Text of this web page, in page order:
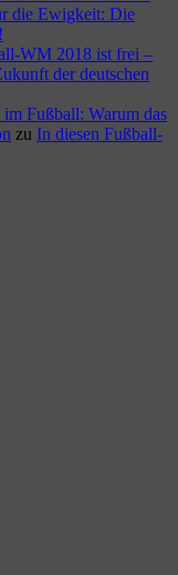
die Ewigkeit: Die
WM 2018 ist frei –
der deutschen
Fußball: Warum das
zu In diesen Fußball-